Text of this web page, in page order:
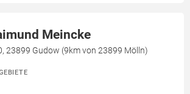
Meincke
23899 Gudow (9km von 23899 Mölln)